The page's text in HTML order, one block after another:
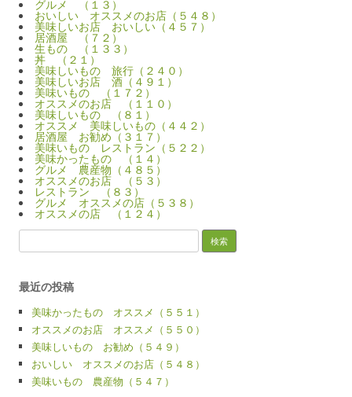
グルメ （１３）
おいしい オススメのお店（５４８）
美味しいお店 おいしい（４５７）
居酒屋 （７２）
生もの （１３３）
丼 （２１）
美味しいもの 旅行（２４０）
美味しいお店 酒（４９１）
美味いもの （１７２）
オススメのお店 （１１０）
美味しいもの （８１）
オススメ 美味しいもの（４４２）
居酒屋 お勧め（３１７）
美味いもの レストラン（５２２）
美味かったもの （１４）
グルメ 農産物（４８５）
オススメのお店 （５３）
レストラン （８３）
グルメ オススメの店（５３８）
オススメの店 （１２４）
索:
最近の投稿
美味かったもの オススメ（５５１）
オススメのお店 オススメ（５５０）
美味しいもの お勧め（５４９）
おいしい オススメのお店（５４８）
美味いもの 農産物（５４７）